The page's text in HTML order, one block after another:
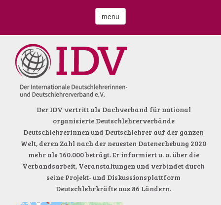
menu
Der IDV vertritt als Dachverband für national
organisierte Deutschlehrerverbände
Deutschlehrerinnen und Deutschlehrer auf der ganzen
Welt, deren Zahl nach der neuesten Datenerhebung 2020
mehr als 160.000 beträgt. Er informiert u. a. über die
Verbandsarbeit, Veranstaltungen und verbindet durch
seine Projekt- und Diskussionsplattform
Deutschlehrkräfte aus 86 Ländern.